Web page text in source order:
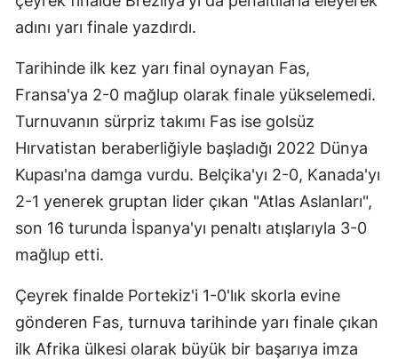
Sinop
Sivas
Tekirdağ
Tokat
Trabzon
Uşak
adını yarı finale yazdırdı.
Tarihinde ilk kez yarı final oynayan Fas,
Fransa'ya 2-0 mağlup olarak finale yükselemedi.
Turnuvanın sürpriz takımı Fas ise golsüz
Hırvatistan beraberliğiyle başladığı 2022 Dünya
Kupası'na damga vurdu. Belçika'yı 2-0, Kanada'yı
2-1 yenerek gruptan lider çıkan "Atlas Aslanları",
son 16 turunda İspanya'yı penaltı atışlarıyla 3-0
mağlup etti.
Çeyrek finalde Portekiz'i 1-0'lık skorla evine
gönderen Fas, turnuva tarihinde yarı finale çıkan
ilk Afrika ülkesi olarak büyük bir başarıya imza